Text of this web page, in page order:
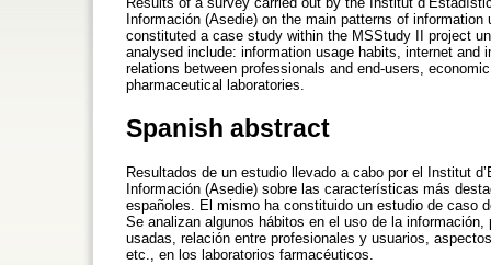
Información (Asedie) on the main patterns of
constituted a case study within the MSStudy II project
analysed include: information usage habits, internet
relations between professionals and end-users,
pharmaceutical laboratories.
Spanish abstract
Resultados de un estudio llevado a cabo por el Institut
Información (Asedie) sobre las características más
españoles. El mismo ha constituido un estudio de caso
Se analizan algunos hábitos en el uso de la
usadas, relación entre profesionales y usuarios,
etc., en los laboratorios farmacéuticos.